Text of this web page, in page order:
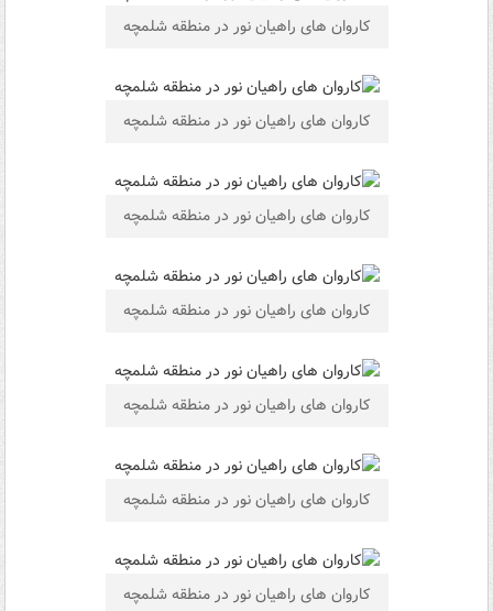
کاروان های راهیان نور در منطقه شلمچه
کاروان های راهیان نور در منطقه شلمچه
کاروان های راهیان نور در منطقه شلمچه
کاروان های راهیان نور در منطقه شلمچه
کاروان های راهیان نور در منطقه شلمچه
کاروان های راهیان نور در منطقه شلمچه
کاروان های راهیان نور در منطقه شلمچه